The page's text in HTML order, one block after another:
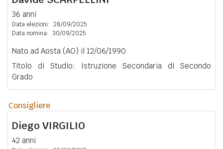
36 anni
Data elezioni: 28/09/2025
Data nomina: 30/09/2025
Nato ad Aosta (AO) il 12/06/1990
Titolo di Studio: Istruzione Secondaria di Secondo
Grado
Consigliere
Diego VIRGILIO
42 anni